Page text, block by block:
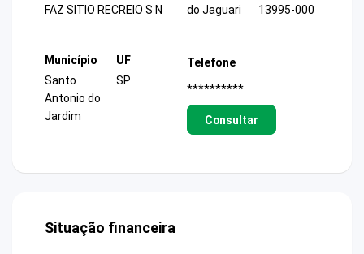
FAZ SITIO RECREIO S N
do Jaguari
13995-000
Município
Santo
Antonio do
Jardim
UF
SP
Telefone
**********
Consultar
Situação financeira